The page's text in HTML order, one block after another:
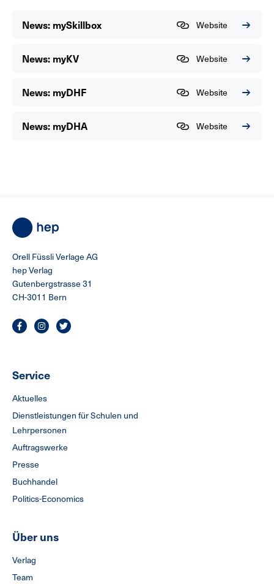
News: mySkillbox Website
News: myKV Website
News: myDHF Website
News: myDHA Website
Orell Füssli Verlage AG
hep Verlag
Gutenbergstrasse 31
CH-3011 Bern
Service
Aktuelles
Dienstleistungen für Schulen und
Lehrpersonen
Auftragswerke
Presse
Buchhandel
Politics-Economics
Über uns
Verlag
Team